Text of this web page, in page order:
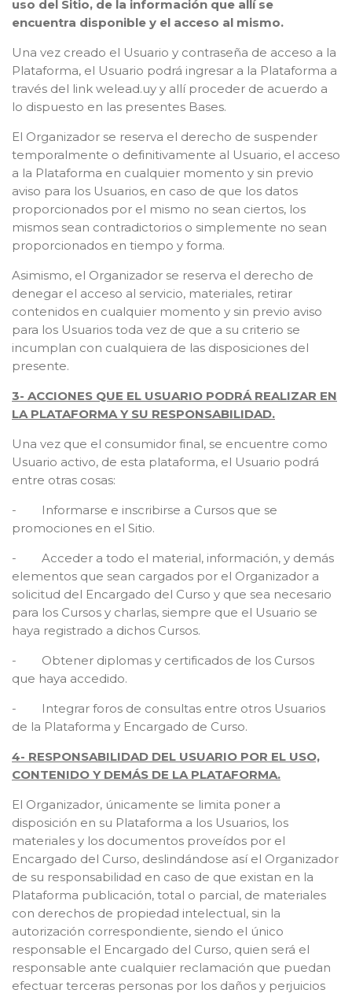
uso del Sitio, de la información que allí se
encuentra disponible y el acceso al mismo.
Una vez creado el Usuario y contraseña de acceso a la
Plataforma, el Usuario podrá ingresar a la Plataforma a
través del link welead.uy y allí proceder de acuerdo a
lo dispuesto en las presentes Bases.
El Organizador se reserva el derecho de suspender
temporalmente o definitivamente al Usuario, el acceso
a la Plataforma en cualquier momento y sin previo
aviso para los Usuarios, en caso de que los datos
proporcionados por el mismo no sean ciertos, los
mismos sean contradictorios o simplemente no sean
proporcionados en tiempo y forma.
Asimismo, el Organizador se reserva el derecho de
denegar el acceso al servicio, materiales, retirar
contenidos en cualquier momento y sin previo aviso
para los Usuarios toda vez de que a su criterio se
incumplan con cualquiera de las disposiciones del
presente.
3- ACCIONES QUE EL USUARIO PODRÁ REALIZAR EN
LA PLATAFORMA Y SU RESPONSABILIDAD.
Una vez que el consumidor final, se encuentre como
Usuario activo, de esta plataforma, el Usuario podrá
entre otras cosas:
- Informarse e inscribirse a Cursos que se
promociones en el Sitio.
- Acceder a todo el material, información, y demás
elementos que sean cargados por el Organizador a
solicitud del Encargado del Curso y que sea necesario
para los Cursos y charlas, siempre que el Usuario se
haya registrado a dichos Cursos.
- Obtener diplomas y certificados de los Cursos
que haya accedido.
- Integrar foros de consultas entre otros Usuarios
de la Plataforma y Encargado de Curso.
4- RESPONSABILIDAD DEL USUARIO POR EL USO,
CONTENIDO Y DEMÁS DE LA PLATAFORMA.
El Organizador, únicamente se limita poner a
disposición en su Plataforma a los Usuarios, los
materiales y los documentos proveídos por el
Encargado del Curso, deslindándose así el Organizador
de su responsabilidad en caso de que existan en la
Plataforma publicación, total o parcial, de materiales
con derechos de propiedad intelectual, sin la
autorización correspondiente, siendo el único
responsable el Encargado del Curso, quien será el
responsable ante cualquier reclamación que puedan
efectuar terceras personas por los daños y perjuicios